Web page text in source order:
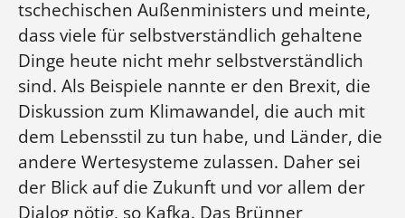
tschechischen Außenministers und meinte,
dass viele für selbstverständlich gehaltene
Dinge heute nicht mehr selbstverständlich
sind. Als Beispiele nannte er den Brexit, die
Diskussion zum Klimawandel, die auch mit
dem Lebensstil zu tun habe, und Länder, die
andere Wertesysteme zulassen. Daher sei
der Blick auf die Zukunft und vor allem der
Dialog nötig, so Kafka. Das Brünner